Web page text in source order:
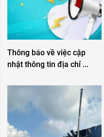
Thông báo về việc cập
nhật thông tin địa chỉ ...